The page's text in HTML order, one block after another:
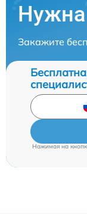
Нужна
Закажите
Нажимая на